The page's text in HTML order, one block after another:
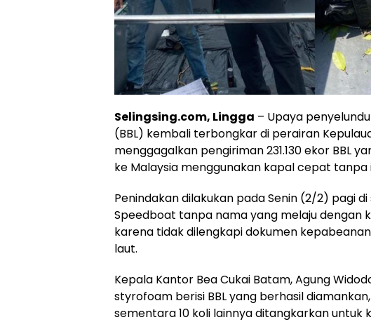
Selingsing.com, Lingga – Upaya
(BBL) kembali terbongkar di perairan
menggagalkan pengiriman 231.130 ekor BBL
ke Malaysia menggunakan kapal cepat tanpa
Penindakan dilakukan pada Senin (2/2) pagi
Speedboat tanpa nama yang melaju dengan
karena tidak dilengkapi dokumen
laut.
Kepala Kantor Bea Cukai Batam, Agung
styrofoam berisi BBL yang berhasil
sementara 10 koli lainnya ditangkarkan untuk